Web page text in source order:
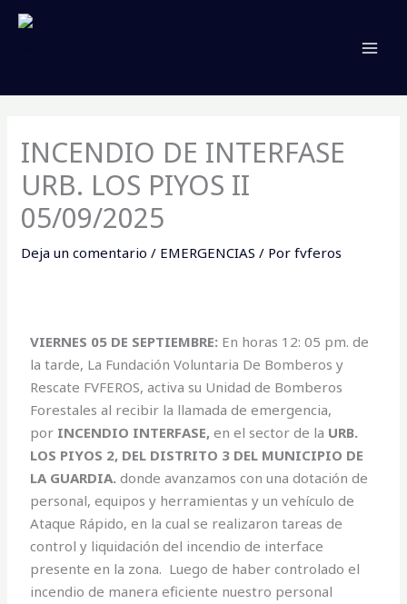
INCENDIO DE INTERFASE
URB. LOS PIYOS II
05/09/2025
Deja un comentario / EMERGENCIAS / Porfvferos
VIERNES 05 DE SEPTIEMBRE: En horas 12: 05 pm. de
la tarde, La Fundación Voluntaria De Bomberos y
Rescate FVFEROS, activa su Unidad de Bomberos
Forestales al recibir la llamada de emergencia,
por INCENDIO INTERFASE, en el sector de la URB.
LOS PIYOS 2, DEL DISTRITO 3 DEL MUNICIPIO DE
LA GUARDIA.donde avanzamos con una dotación de
personal, equipos y herramientas y un vehículo de
Ataque Rápido, en la cual se realizaron tareas de
control y liquidación del incendio de interface
presente en la zona. Luego de haber controlado el
incendio de manera eficiente nuestro personal